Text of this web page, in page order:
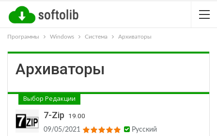
Программы Windows Система Архиваторы
Архиваторы
Выбор Редакции
7-Zip 19.00
09/05/2021 Русский